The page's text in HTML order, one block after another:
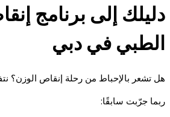
دليلك إلى برنامج
الطبي في دبي
هل تشعر بالإحباط من رحلة إنقاص الوزن؟
ربما جرّبت سابقًا: